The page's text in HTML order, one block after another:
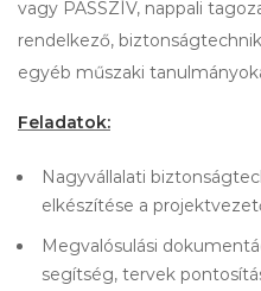
vagy PASSZÍV, nappali
rendelkező,
egyéb műszaki
Feladatok:
Nagyvállalati
elkészítése a
Megvalósulási
segítség, tervek